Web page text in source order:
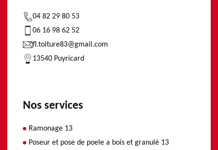
04 82 29 80 53
06 16 98 62 52
fl.toiture83@gmail.com
13540 Puyricard
Nos services
Ramonage 13
Poseur et pose de poele a bois et granulé 13